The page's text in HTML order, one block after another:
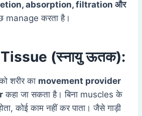
absorption, filtration और
manage करता है।
(स्नायु ऊतक):
शरीर का movement provider
कहा जा सकता है। बिना muscles के
कोई काम नहीं कर पाता। जैसे गाड़ी